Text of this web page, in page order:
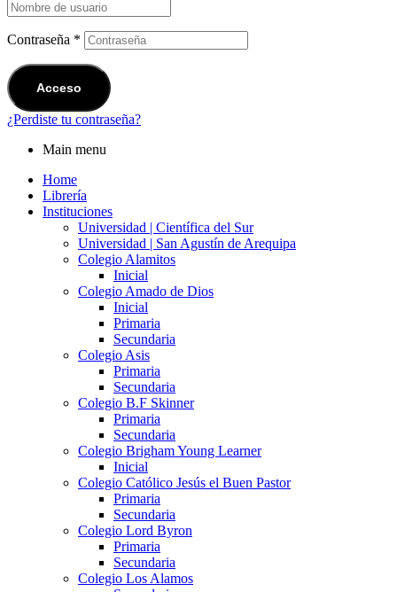
Contraseña *
Acceso
¿Perdiste tu contraseña?
Main menu
Home
Librería
Instituciones
Universidad | Científica del Sur
Universidad | San Agustín de Arequipa
Colegio Alamitos
Inicial
Colegio Amado de Dios
Inicial
Primaria
Secundaria
Colegio Asis
Primaria
Secundaria
Colegio B.F Skinner
Primaria
Secundaria
Colegio Brigham Young Learner
Inicial
Colegio Católico Jesús el Buen Pastor
Primaria
Secundaria
Colegio Lord Byron
Primaria
Secundaria
Colegio Los Alamos